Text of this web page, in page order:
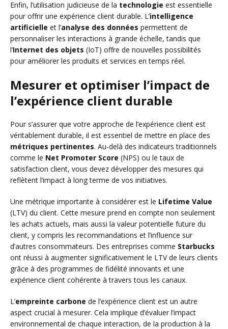
Enfin, l’utilisation judicieuse de la technologie est essentielle
pour offrir une expérience client durable. L’intelligence
artificielle et l’analyse des données permettent de
personnaliser les interactions à grande échelle, tandis que
l’Internet des objets (IoT) offre de nouvelles possibilités
pour améliorer les produits et services en temps réel.
Mesurer et optimiser l’impact de
l’expérience client durable
Pour s’assurer que votre approche de l’expérience client est
véritablement durable, il est essentiel de mettre en place des
métriques pertinentes. Au-delà des indicateurs traditionnels
comme le Net Promoter Score (NPS) ou le taux de
satisfaction client, vous devez développer des mesures qui
reflètent l’impact à long terme de vos initiatives.
Une métrique importante à considérer est le Lifetime Value
(LTV) du client. Cette mesure prend en compte non seulement
les achats actuels, mais aussi la valeur potentielle future du
client, y compris les recommandations et l’influence sur
d’autres consommateurs. Des entreprises comme Starbucks
ont réussi à augmenter significativement le LTV de leurs clients
grâce à des programmes de fidélité innovants et une
expérience client cohérente à travers tous les canaux.
L’empreinte carbone de l’expérience client est un autre
aspect crucial à mesurer. Cela implique d’évaluer l’impact
environnemental de chaque interaction, de la production à la